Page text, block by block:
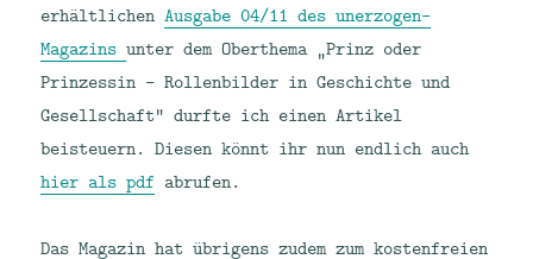
erhältlichenAusgabe 04/11 des unerzogen-
Magazinsunter dem Oberthema „Prinz oder
Prinzessin – Rollenbilder in Geschichte und
Gesellschaft“ durfte ich einen Artikel
beisteuern. Diesen könnt ihr nun endlich auch
hier als pdf abrufen.
Das Magazin hat übrigens zudem zum kostenfreien